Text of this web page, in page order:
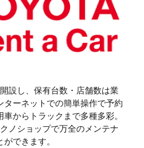
設し、保有台数・店舗数は業
ーネットでの簡単操作で予約
からトラックまで多種多彩。
ノショップで万全のメンテナ
できます。